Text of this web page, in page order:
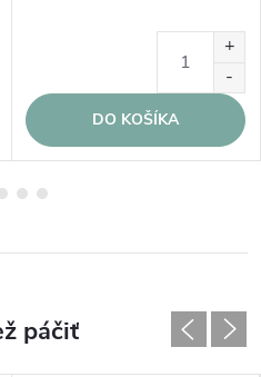
DO KOŠÍKA